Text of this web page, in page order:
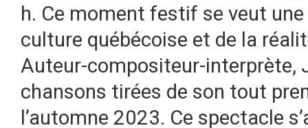
h. Ce moment festif se veut
culture québécoise et de la
Auteur-compositeur-interprète,
chansons tirées de son tout
l’automne 2023. Ce spectacle